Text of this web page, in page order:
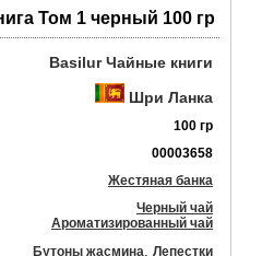
Том 1 черный 100 гр
Basilur Чайные книги
Шри Ланка
100 гр
00003658
Жестяная банка
Черный чай
Ароматизированный чай
Бутоны жасмина, Лепестки